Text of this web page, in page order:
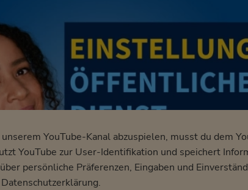
YouTube-Kanal abzuspielen, musst du dem
YouTube zur User-Identifikation und speichert
persönliche Präferenzen, Eingaben und
Datenschutzerklärung.